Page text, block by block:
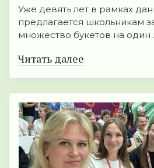
Уже девять лет в рамках
предлагается школьникам
множество букетов на один
Читать далее